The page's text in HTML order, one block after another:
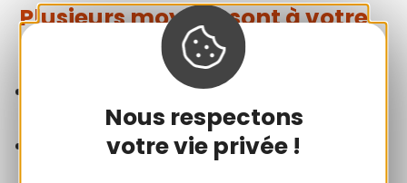
Nous respectons
votre vie privée !
Plusieurs moyens sont à votre
Écrire un message au Défenseur des
Contacter le délégué du Défenseur